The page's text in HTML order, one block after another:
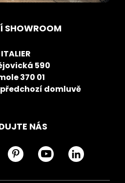
SHOWROOM
ITALIER
590
370 01
domluvě
NÁS